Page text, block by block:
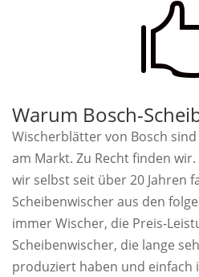
Warum Bosch-
Wischerblätter von Bosch
am Markt. Zu Recht finden
wir selbst seit über 20 Jahren
Scheibenwischer aus den
immer Wischer, die Preis-
Scheibenwischer, die lange
produziert haben und einfach